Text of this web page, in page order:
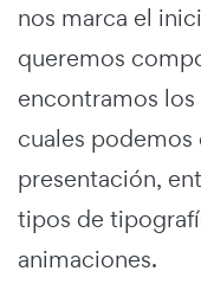
nos marca el
queremos
encontramos
cuales podemos
presentación,
tipos de
animaciones.